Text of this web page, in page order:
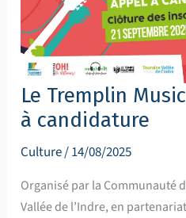
Le Tremplin
à candidature
Culture/14/08/2025
Organisé par la Communauté
Vallée de l’Indre, en